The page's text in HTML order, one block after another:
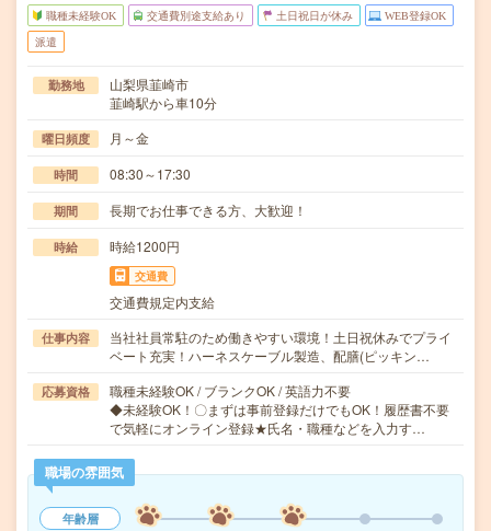
職種未経験OK 交通費別途支給あり 土日祝日が休み WEB登録OK
派遣
勤務地
山梨県韮崎市
韮崎駅から車10分
曜日頻度 月～金
時間 08:30～17:30
期間 長期でお仕事できる方、大歓迎！
時給 時給1200円
交通費
交通費規定内支給
仕事内容
当社社員常駐のため働きやすい環境！土日祝休みでプライ
ベート充実！ハーネスケーブル製造、配膳(ピッキン…
応募資格
職種未経験OK / ブランクOK / 英語力不要
◆未経験OK！〇まずは事前登録だけでもOK！履歴書不要
で気軽にオンライン登録★氏名・職種などを入力す…
職場の雰囲気
年齢層